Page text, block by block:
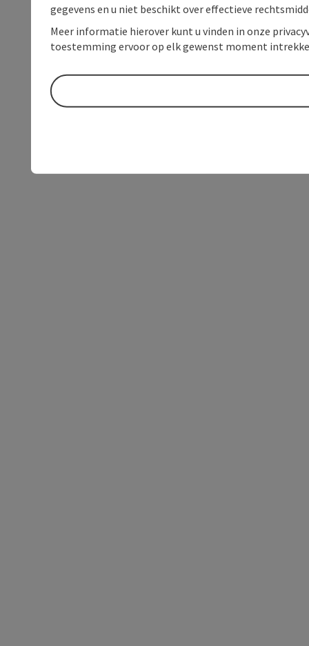
gegevens en u niet beschikt over effectieve
Meer informatie hierover kunt u vinden in onze
toestemming ervoor op elk gewenst moment